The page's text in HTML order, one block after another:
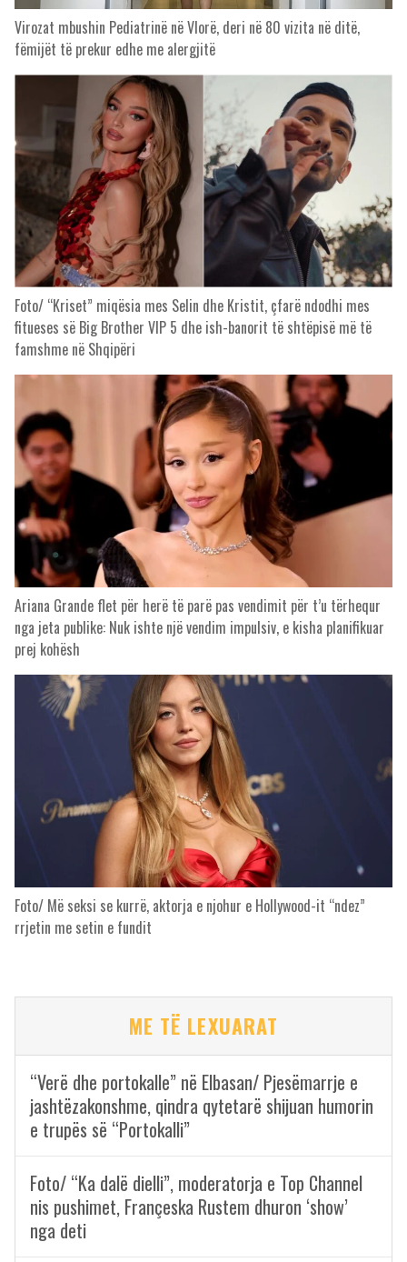
Virozat mbushin Pediatrinë në Vlorë, deri në 80 vizita në ditë,
fëmijët të prekur edhe me alergjitë
Foto/ “Kriset” miqësia mes Selin dhe Kristit, çfarë ndodhi mes
fitueses së Big Brother VIP 5 dhe ish-banorit të shtëpisë më të
famshme në Shqipëri
Ariana Grande flet për herë të parë pas vendimit për t’u tërhequr
nga jeta publike: Nuk ishte një vendim impulsiv, e kisha planifikuar
prej kohësh
Foto/ Më seksi se kurrë, aktorja e njohur e Hollywood-it “ndez”
rrjetin me setin e fundit
ME TË LEXUARAT
“Verë dhe portokalle” në Elbasan/ Pjesëmarrje e
jashtëzakonshme, qindra qytetarë shijuan humorin
e trupës së “Portokalli”
Foto/ “Ka dalë dielli”, moderatorja e Top Channel
nis pushimet, Françeska Rustem dhuron ‘show’
nga deti